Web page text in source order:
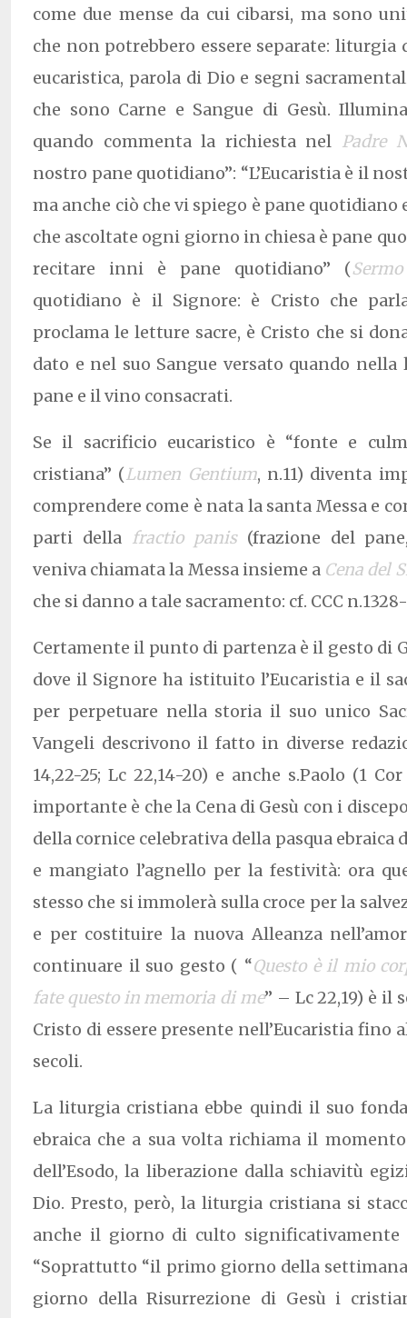
come due mense da cui cibarsi, ma sono
che non potrebbero essere separate:
eucaristica, parola di Dio e segni
che sono Carne e Sangue di Gesù.
quando commenta la richiesta nel Padre
nostro pane quotidiano”: “L’Eucaristia è il
ma anche ciò che vi spiego è pane quotidiano
che ascoltate ogni giorno in chiesa è pane
recitare inni è pane quotidiano” (Sermo
quotidiano è il Signore: è Cristo che
proclama le letture sacre, è Cristo che si
dato e nel suo Sangue versato quando
pane e il vino consacrati.
Se il sacrificio eucaristico è “fonte e
cristiana” (Lumen Gentium, n.11) diventa
comprendere come è nata la santa Messa e
parti della fractio panis(frazione del
veniva chiamata la Messa insieme a Cena del
che si danno a tale sacramento: cf. CCC n.1328-
Certamente il punto di partenza è il gesto di
dove il Signore ha istituito l’Eucaristia e il
per perpetuare nella storia il suo unico
Vangeli descrivono il fatto in diverse
14,22-25; Lc 22,14-20) e anche s.Paolo (1
importante è che la Cena di Gesù con i
della cornice celebrativa della pasqua ebraica
e mangiato l’agnello per la festività: ora
stesso che si immolerà sulla croce per la
e per costituire la nuova Alleanza
continuare il suo gesto ( “Questo è il mio
fate questo in memoria di me” – Lc 22,19) è il
Cristo di essere presente nell’Eucaristia fino
secoli.
La liturgia cristiana ebbe quindi il suo
ebraica che a sua volta richiama il
dell’Esodo, la liberazione dalla schiavitù
Dio. Presto, però, la liturgia cristiana si
anche il giorno di culto
“Soprattutto “il primo giorno della
giorno della Risurrezione di Gesù i